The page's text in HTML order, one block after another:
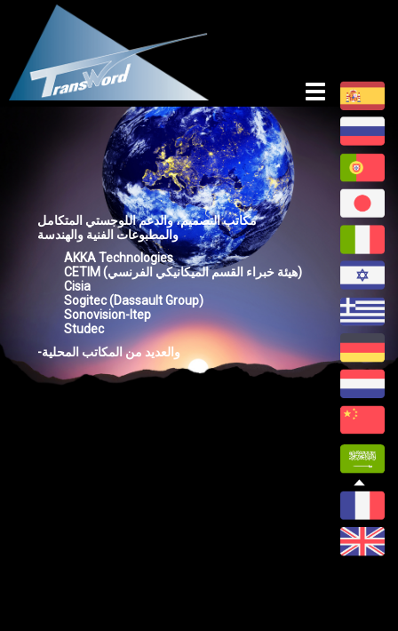
Toggle
navigation
مكاتب التصميم، والدعم اللوجستي المتكامل
والمطبوعات الفنية والهندسة
AKKA Technologies
CETIM (هيئة خبراء القسم الميكانيكي الفرنسي)
Cisia
Sogitec (Dassault Group)
Sonovision-Itep
Studec
-والعديد من المكاتب المحلية